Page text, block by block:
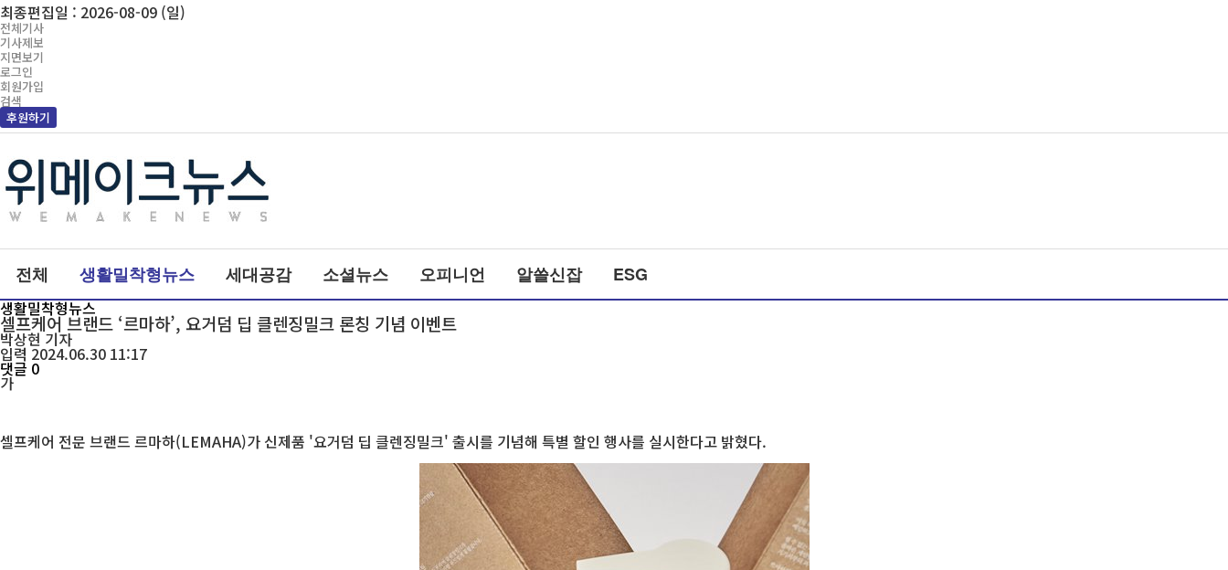
최종편집일 : 2026-08-09 (일)
전체기사
기사제보
지면보기
로그인
회원가입
검색
후원하기
전체 생활밀착형뉴스 세대공감 소셜뉴스 오피니언 알쓸신잡 ESG
생활밀착형뉴스
셀프케어 브랜드 ‘르마하’, 요거덤 딥 클렌징밀크 론칭 기념 이벤트
박상현기자
입력 2024.06.30 11:17
댓글 0
가
셀프케어 전문 브랜드 르마하(LEMAHA)가 신제품 '요거덤 딥 클렌징밀크' 출시를 기념해 특별 할인 행사를 실시한다고 밝혔다.